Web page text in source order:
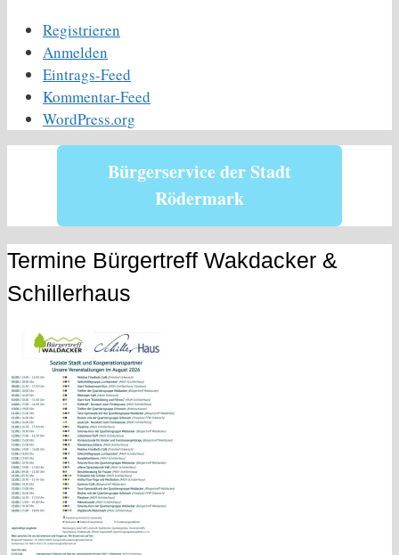
Registrieren
Anmelden
Eintrags-Feed
Kommentar-Feed
WordPress.org
Bürgerservice der Stadt
Rödermark
Termine Bürgertreff Wakdacker &
Schillerhaus